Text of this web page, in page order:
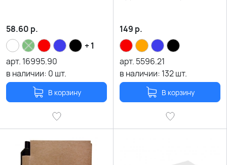
58.60 р.
+ 1
арт. 16995.90
в наличии: 0 шт.
В корзину
149 р.
арт. 5596.21
в наличии: 132шт.
В корзину